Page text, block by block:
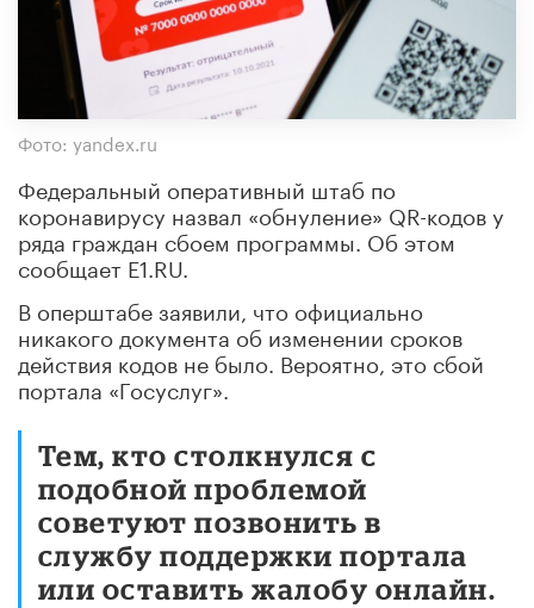
Фото: yandex.ru
Федеральный оперативный штаб по
коронавирусу назвал «обнуление» QR-кодов у
ряда граждан сбоем программы. Об этом
сообщает E1.RU.
В оперштабе заявили, что официально
никакого документа об изменении сроков
действия кодов не было. Вероятно, это сбой
портала «Госуслуг».
Тем, кто столкнулся с
подобной проблемой
советуют позвонить в
службу поддержки портала
или оставить жалобу онлайн.